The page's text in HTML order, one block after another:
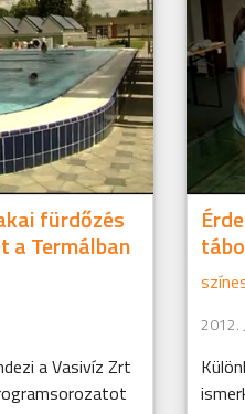
fürdőzés
a Termálban
a Vasivíz Zrt
2012.